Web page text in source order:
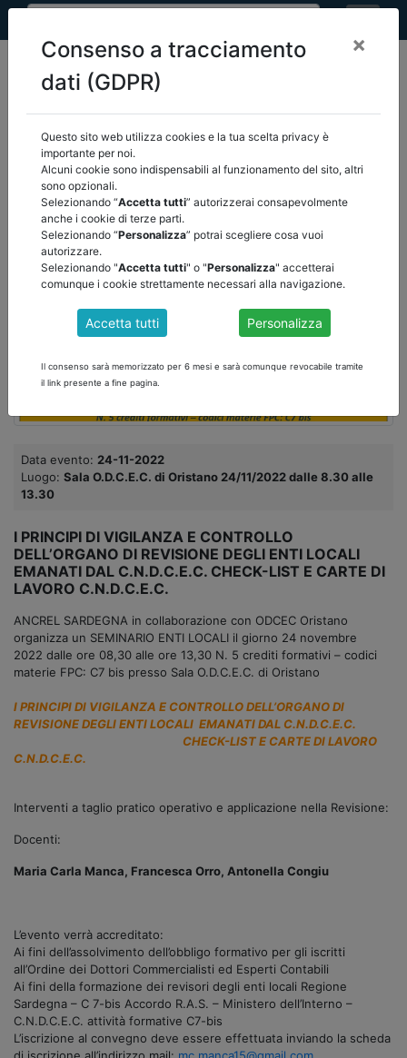
home eventi/torna indietro
EVENTI
Data evento: 24-11-2022
Luogo: Sala O.D.C.E.C. di Oristano 24/11/2022 dalle 8.30 alle
13.30
I PRINCIPI DI VIGILANZA E CONTROLLO
DELL’ORGANO DI REVISIONE DEGLI ENTI LOCALI
EMANATI DAL C.N.D.C.E.C. CHECK-LIST E CARTE DI
LAVORO C.N.D.C.E.C.
ANCREL SARDEGNA in collaborazione con ODCEC Oristano
organizza un SEMINARIO ENTI LOCALI il giorno 24 novembre
2022 dalle ore 08,30 alle ore 13,30 N. 5 crediti formativi – codici
materie FPC: C7 bis presso Sala O.D.C.E.C. di Oristano
I PRINCIPI DI VIGILANZA E CONTROLLO DELL’ORGANO DI
REVISIONE DEGLI ENTI LOCALI EMANATI DAL C.N.D.C.E.C.
CHECK-LIST E CARTE DI LAVORO
C.N.D.C.E.C.
Interventi a taglio pratico operativo e applicazione nella Revisione:
Docenti:
Maria Carla Manca, Francesca Orro, Antonella Congiu
L’evento verrà accreditato:
Ai fini dell’assolvimento dell’obbligo formativo per gli iscritti
all’Ordine dei Dottori Commercialisti ed Esperti Contabili
Ai fini della formazione dei revisori degli enti locali Regione
Sardegna – C 7-bis Accordo R.A.S. – Ministero dell’Interno –
C.N.D.C.E.C. attività formative C7-bis
L’iscrizione al convegno deve essere effettuata inviando la scheda
di iscrizione all’indirizzo mail: mc.manca15@gmail.com
Consenso a tracciamento
dati (GDPR)
×
Questo sito web utilizza cookies e la tua scelta privacy è
importante per noi.
Alcuni cookie sono indispensabili al funzionamento del sito, altri
sono opzionali.
Selezionando “Accetta tutti” autorizzerai consapevolmente
anche i cookie di terze parti.
Selezionando “Personalizza” potrai scegliere cosa vuoi
autorizzare.
Selezionando "Accetta tutti" o "Personalizza" accetterai
comunque i cookie strettamente necessari alla navigazione.
Accetta tutti Personalizza
Il consenso sarà memorizzato per 6 mesi e sarà comunque revocabile tramite
il link presente a fine pagina.